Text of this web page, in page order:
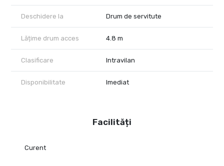
Deschidere la Drum de servitute
Lățime drum acces 4.8 m
Clasificare Intravilan
Disponibilitate Imediat
Facilități
Curent